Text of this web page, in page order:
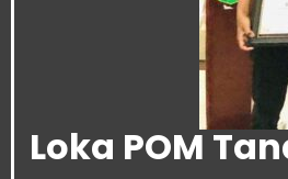
Loka POM